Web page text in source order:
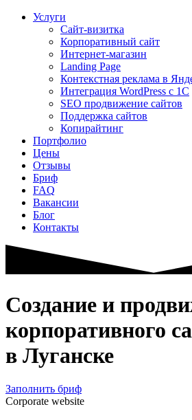
Услуги
Сайт-визитка
Корпоративный сайт
Интернет-магазин
Landing Page
Контекстная реклама в
Интеграция WordPress c 1C
SEO продвижение сайтов
Поддержка сайтов
Копирайтинг
Портфолио
Цены
Отзывы
Бриф
FAQ
Вакансии
Блог
Контакты
Создание и
корпоративного
в Луганске
Заполнить бриф
Corporate website